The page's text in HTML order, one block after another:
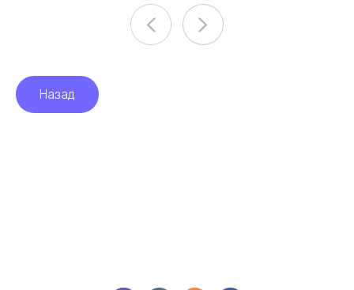
Назад